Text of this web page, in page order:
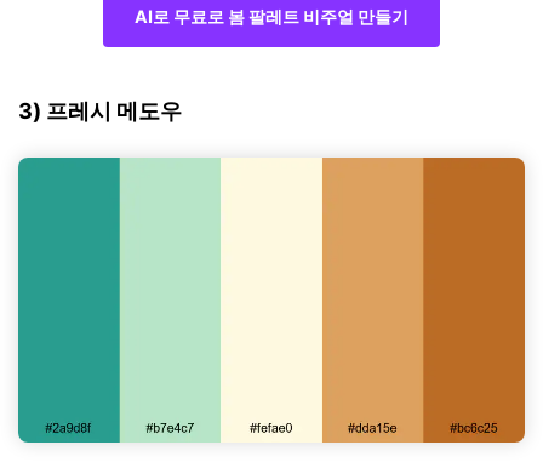
AI로 무료로 봄 팔레트 비주얼 만들기
3) 프레시 메도우